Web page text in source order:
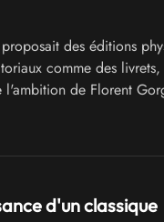
des éditions
comme des livrets,
de Florent
d'un classique